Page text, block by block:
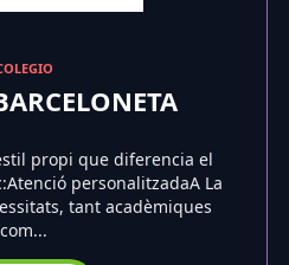
propi que diferencia el
personalitzadaA La
tant acadèmiques
com...